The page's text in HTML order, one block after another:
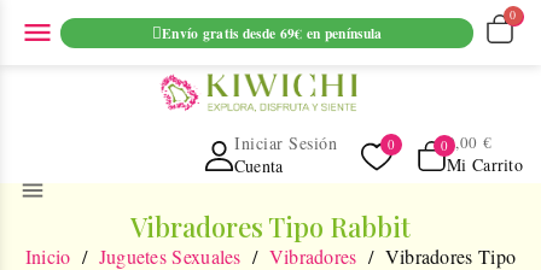
ENVIO GRATUITO EN PEDIDOS SUPERIORES A 69€ EN
PENINSULA
Cuenta
Iniciar Sesión
Mi Carrito
0,00 €
menu
Vibradores Tipo Rabbit
Inicio Juguetes Sexuales Vibradores
Vibradores Tipo
menu Envío gratis desde 69€ en península